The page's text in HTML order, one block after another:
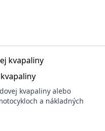
kvapaliny alebo
a nákladných